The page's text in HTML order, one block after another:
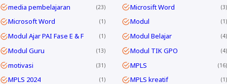
media pembelajaran 23 Microsift Word 3
Microsoft Word 1 Modul 1
Modul Ajar PAI Fase E & F 1 Modul Belajar 4
Modul Guru 13 Modul TIK GPO 4
motivasi 31 MPLS 16
MPLS 2024 1 MPLS kreatif 1